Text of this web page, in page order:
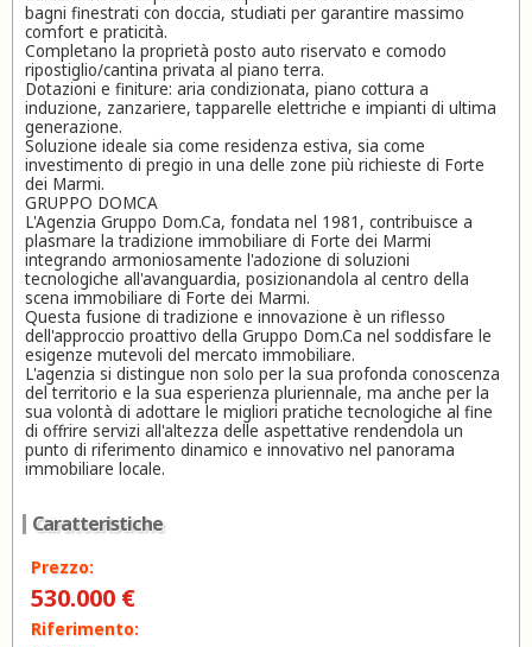
bagni finestrati con doccia, studiati per garantire massimo
comfort e praticità.
Completano la proprietà posto auto riservato e comodo
ripostiglio/cantina privata al piano terra.
Dotazioni e finiture: aria condizionata, piano cottura a
induzione, zanzariere, tapparelle elettriche e impianti di ultima
generazione.
Soluzione ideale sia come residenza estiva, sia come
investimento di pregio in una delle zone più richieste di Forte
dei Marmi.
GRUPPO DOMCA
L'Agenzia Gruppo Dom.Ca, fondata nel 1981, contribuisce a
plasmare la tradizione immobiliare di Forte dei Marmi
integrando armoniosamente l'adozione di soluzioni
tecnologiche all'avanguardia, posizionandola al centro della
scena immobiliare di Forte dei Marmi.
Questa fusione di tradizione e innovazione è un riflesso
dell'approccio proattivo della Gruppo Dom.Ca nel soddisfare le
esigenze mutevoli del mercato immobiliare.
L'agenzia si distingue non solo per la sua profonda conoscenza
del territorio e la sua esperienza pluriennale, ma anche per la
sua volontà di adottare le migliori pratiche tecnologiche al fine
di offrire servizi all'altezza delle aspettative rendendola un
punto di riferimento dinamico e innovativo nel panorama
immobiliare locale.
Caratteristiche
Prezzo:
530.000 €
Riferimento: